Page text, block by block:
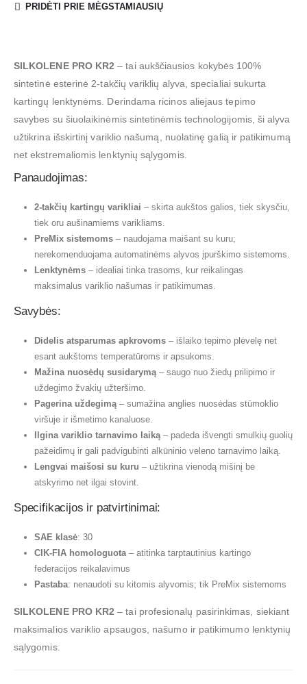
PRIDĖTI PRIE MĖGSTAMIAUSIŲ
SILKOLENE PRO KR2 – tai aukščiausios kokybės 100%
sintetinė esterinė 2-takčių variklių alyva, specialiai sukurta
kartingų lenktynėms. Derindama ricinos aliejaus tepimo
savybes su šiuolaikinėmis sintetinėmis technologijomis, ši alyva
užtikrina išskirtinį variklio našumą, nuolatinę galią ir patikimumą
net ekstremaliomis lenktynių sąlygomis.
Panaudojimas:
2-takčių kartingų varikliai – skirta aukštos galios, tiek skysčiu,
tiek oru aušinamiems varikliams.
PreMix sistemoms– naudojama maišant su kuru;
nerekomenduojama automatinėms alyvos įpurškimo sistemoms.
Lenktynėms– idealiai tinka trasoms, kur reikalingas
maksimalus variklio našumas ir patikimumas.
Savybės:
Didelis atsparumas apkrovoms– išlaiko tepimo plėvelę net
esant aukštoms temperatūroms ir apsukoms.
Mažina nuosėdų susidarymą– saugo nuo žiedų prilipimo ir
uždegimo žvakių užteršimo.
Pagerina uždegimą– sumažina anglies nuosėdas stūmoklio
viršuje ir išmetimo kanaluose.
Ilgina variklio tarnavimo laiką– padeda išvengti smulkių guolių
pažeidimų ir gali padvigubinti alkūninio veleno tarnavimo laiką.
Lengvai maišosi su kuru – užtikrina vienodą mišinį be
atskyrimo net ilgai stovint.
Specifikacijos ir patvirtinimai:
SAE klasė: 30
CIK-FIA homologuota– atitinka tarptautinius kartingo
federacijos reikalavimus
Pastaba: nenaudoti su kitomis alyvomis; tik PreMix sistemoms
SILKOLENE PRO KR2 – tai profesionalų pasirinkimas, siekiant
maksimalios variklio apsaugos, našumo ir patikimumo lenktynių
sąlygomis.